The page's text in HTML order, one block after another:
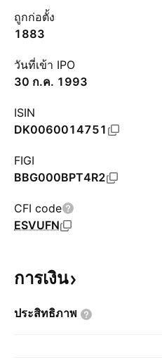
ถูกก่อตั้ง
1883
วันที่เข้า IPO
30 ก.ค. 1993
ISIN
DK0060014751
FIGI
BBG000BPT4R2
CFI code
ESVUFN
การเงิน
ประสิทธิภาพ